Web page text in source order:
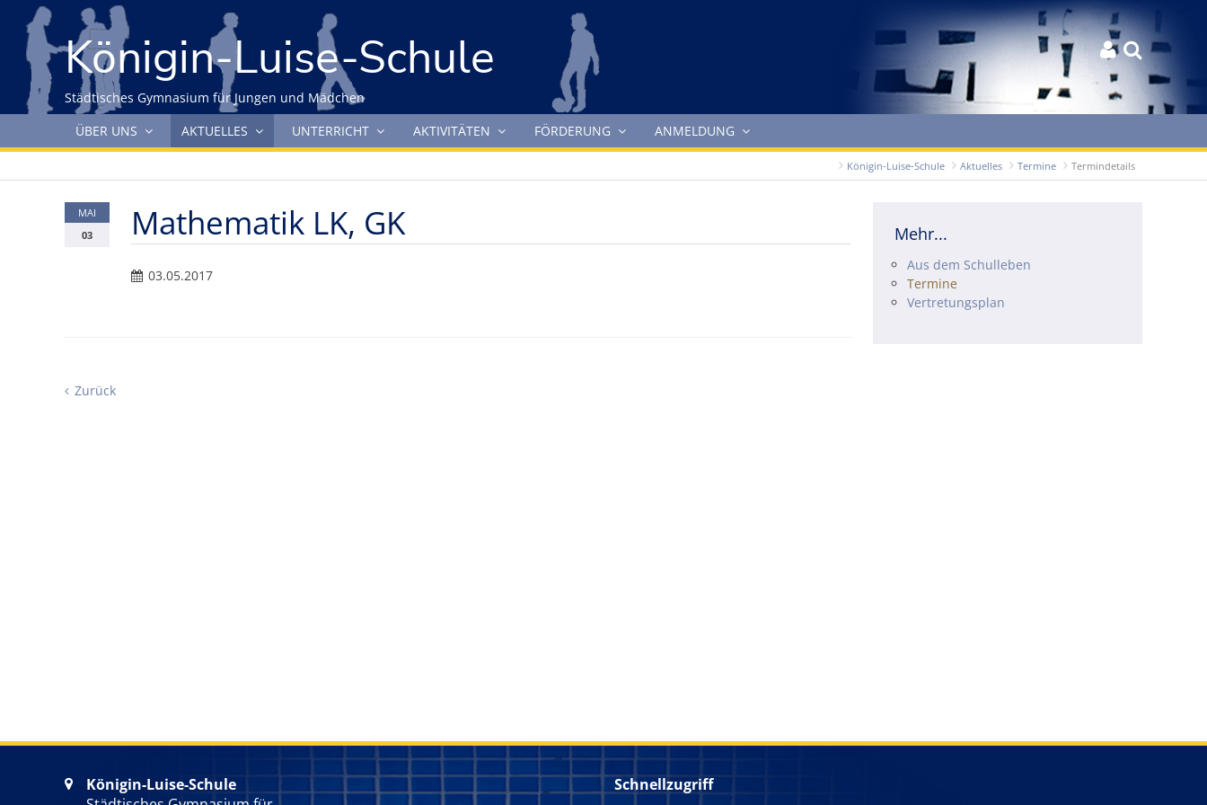
Gleich zum Inhalt der Seite springen
Königin-Luise-Schule  
Städtisches Gymnasium für Jungen und Mädchen
Navigation überspringen
ÜBER UNS AKTUELLES UNTERRICHT AKTIVITÄTEN FÖRDERUNG ANMELDUNG
Königin-Luise-Schule Aktuelles Termine Termindetails
MAI
03
Mathematik LK, GK
03.05.2017
Zurück
Mehr...
Navigation überspringen
Aus dem Schulleben
Termine
Vertretungsplan

Königin-Luise-Schule
Schnellzugriff